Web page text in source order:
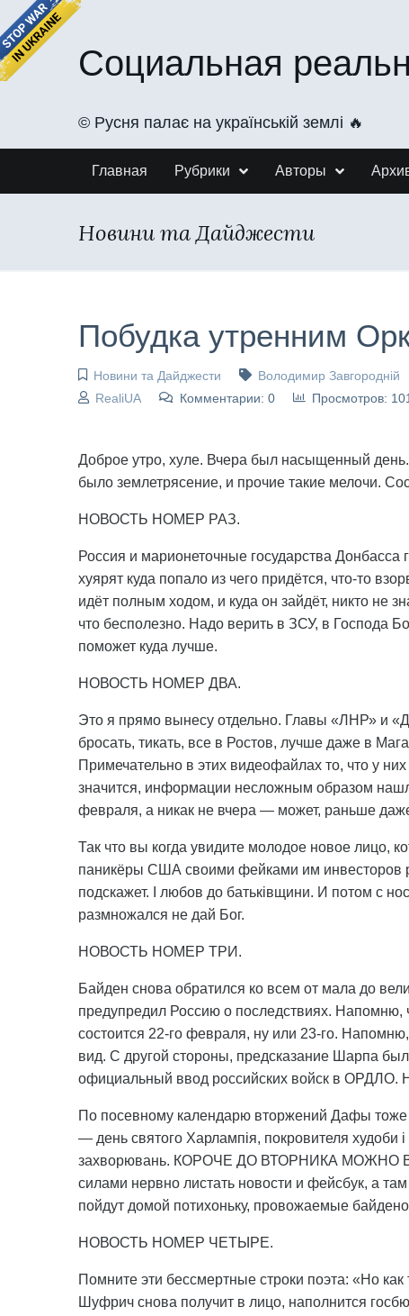
Социальная
©️ Русня палає на українській землі 🔥
Главная Рубрики Авторы
Новини та Дайджести
Побудка утренним
Новини та Дайджести
Володимир Завгородній
RealiUA
Комментарии: 0 Просмотров:
Доброе утро, хуле. Вчера был насыщенный
было землетрясение, и прочие такие мелочи.
НОВОСТЬ НОМЕР РАЗ.
Россия и марионеточные государства Донбасса
хуярят куда попало из чего придётся, что-то
идёт полным ходом, и куда он зайдёт, никто не
что бесполезно. Надо верить в ЗСУ, в Господа
поможет куда лучше.
НОВОСТЬ НОМЕР ДВА.
Это я прямо вынесу отдельно. Главы «ЛНР» и
бросать, тикать, все в Ростов, лучше даже в
Примечательно в этих видеофайлах то, что у
значится, информации несложным образом
февраля, а никак не вчера — может, раньше
Так что вы когда увидите молодое новое лицо,
паникёры США своими фейками им инвесторов
подскажет. І любов до батьківщини. И потом с
размножался не дай Бог.
НОВОСТЬ НОМЕР ТРИ.
Байден снова обратился ко всем от мала до
предупредил Россию о последствиях. Напомню,
состоится 22-го февраля, ну или 23-го.
вид. С другой стороны, предсказание Шарпа
официальный ввод российских войск в ОРДЛО.
По посевному календарю вторжений Дафы тоже
— день святого Харлампія, покровителя худоби і
захворювань. КОРОЧЕ ДО ВТОРНИКА МОЖНО
силами нервно листать новости и фейсбук, а
пойдут домой потихоньку, провожаемые
НОВОСТЬ НОМЕР ЧЕТЫРЕ.
Помните эти бессмертные строки поэта: «Но
Шуфрич снова получит в лицо, наполнится